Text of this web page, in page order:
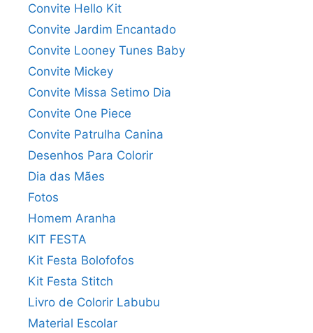
Convite Hello Kit
Convite Jardim Encantado
Convite Looney Tunes Baby
Convite Mickey
Convite Missa Setimo Dia
Convite One Piece
Convite Patrulha Canina
Desenhos Para Colorir
Dia das Mães
Fotos
Homem Aranha
KIT FESTA
Kit Festa Bolofofos
Kit Festa Stitch
Livro de Colorir Labubu
Material Escolar